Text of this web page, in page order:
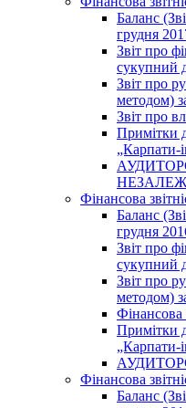
Баланс
грудня
Звіт про
сукупний
Звіт про
методом)
Звіт про
Примітки
„Карпати-
Фінансова
Баланс
грудня
Звіт про
сукупний
Звіт про
методом)
Фінансова
Примітки
„Карпати-
Фінансова
Баланс